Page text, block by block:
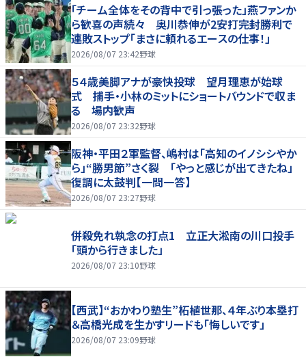
「チーム全体をその背中で引っ張った」燕ファンか
ら歓喜の声続々 奥川恭伸が2安打完封勝利で
連敗ストップ「まさに頼れるエースの仕事！」
2026/08/07 23:42野球
５４歳美脚アナが豪快投球 望月理恵が始球
式 捕手・小林のミットにショートバウンドで収ま
る 場内歓声
2026/08/07 23:32野球
阪神・平田２軍監督、嶋村は「高知のイノシシやか
ら」“勝男節”さく裂 「やっと感じが出てきたね」
復調に太鼓判【一問一答】
2026/08/07 23:27野球
併殺免れ執念の打点1 立正大淞南の川口投手
「頭から行きました」
2026/08/07 23:10野球
【西武】“おかわり塾生”柘植世那、４年ぶり本塁打
＆高橋光成を生かすリードも「悔しいです」
2026/08/07 23:09野球